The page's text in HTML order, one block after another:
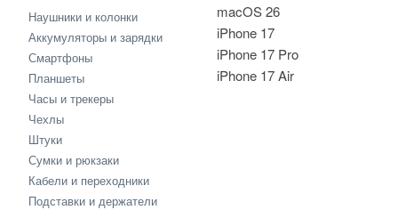
macOS 26
iPhone 17
iPhone 17 Pro
iPhone 17 Air
Наушники и колонки
Аккумуляторы и зарядки
Смартфоны
Планшеты
Часы и трекеры
Чехлы
Штуки
Сумки и рюкзаки
Кабели и переходники
Подставки и держатели